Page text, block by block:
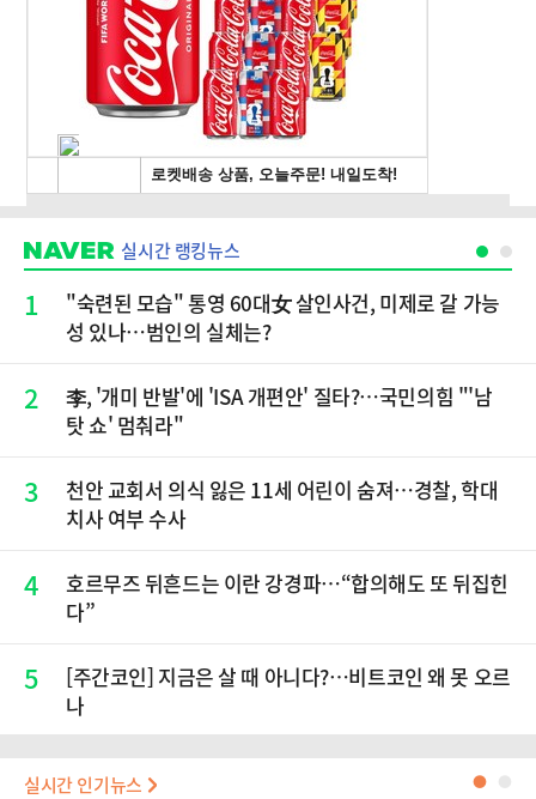
실시간 랭킹뉴스
1
"숙련된 모습" 통영 60대女 살인사건, 미제로 갈 가능
성 있나…범인의 실체는?
2
李, '개미 반발'에 'ISA 개편안' 질타?…국민의힘 "'남
탓 쇼' 멈춰라"
3
천안 교회서 의식 잃은 11세 어린이 숨져…경찰, 학대
치사 여부 수사
4
호르무즈 뒤흔드는 이란 강경파…“합의해도 또 뒤집힌
다”
5
[주간코인] 지금은 살 때 아니다?…비트코인 왜 못 오르
나
실시간 인기뉴스 ●